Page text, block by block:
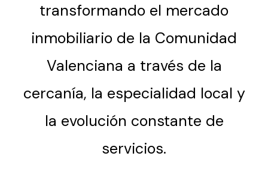
transformando el mercado
inmobiliario de la Comunidad
Valenciana a través de la
cercanía, la especialidad local y
la evolución constante de
servicios.